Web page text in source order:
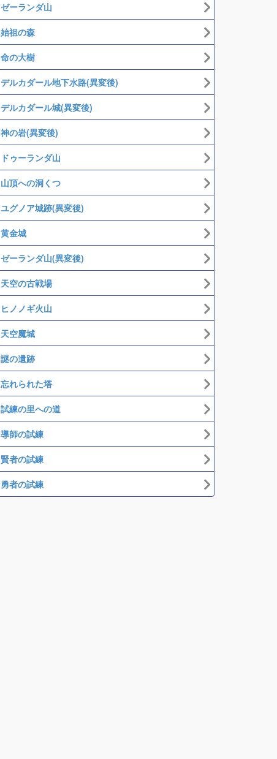
ゼーランダ山
始祖の森
命の大樹
デルカダール地下水路(異変後)
デルカダール城(異変後)
神の岩(異変後)
ドゥーランダ山
山頂への洞くつ
ユグノア城跡(異変後)
黄金城
ゼーランダ山(異変後)
天空の古戦場
ヒノノギ火山
天空魔城
謎の遺跡
忘れられた塔
試練の里への道
導師の試練
賢者の試練
勇者の試練